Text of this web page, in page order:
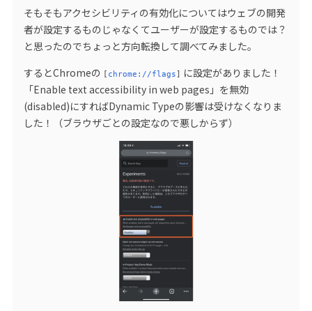
そもそもアクセシビリティの有効化についてはウェブの開発
者が設定するものじゃなくてユーザーが設定するものでは？
と思ったのでちょっと方向転換して調べてみました。
するとChromeの [ chrome://flags] に設定がありました！
「Enable text accessibility in web pages」を無効
(disabled)にすればDynamic Typeの影響は受けなくなりま
した！（ブラウザごとの設定なので悪しからず）